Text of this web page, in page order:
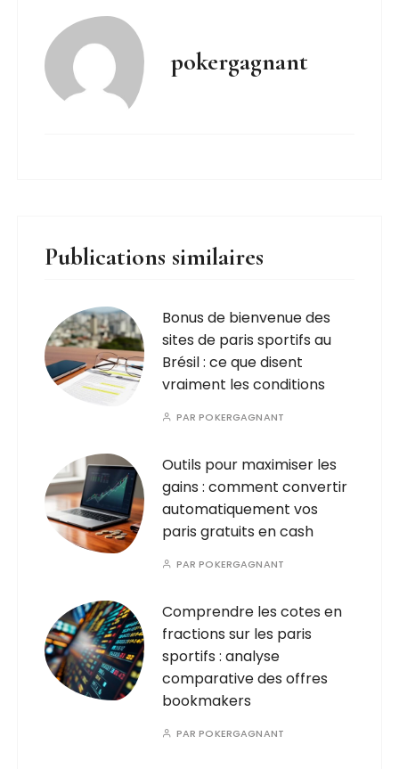
pokergagnant
Publications similaires
Bonus de bienvenue des
sites de paris sportifs au
Brésil : ce que disent
vraiment les conditions
PARPOKERGAGNANT
Outils pour maximiser les
gains : comment convertir
automatiquement vos
paris gratuits en cash
PARPOKERGAGNANT
Comprendre les cotes en
fractions sur les paris
sportifs : analyse
comparative des offres
bookmakers
PARPOKERGAGNANT